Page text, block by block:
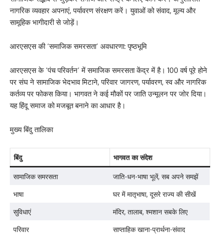
नागरिक व्यवहार अपनाएं, पर्यावरण संरक्षण करें। युवाओं को संवाद, मूल्य और
सामूहिक भागीदारी से जोड़ें।
आरएसएस की ‘समाजिक समरसता’ अवधारणा: पृष्ठभूमि
आरएसएस के ‘पंच परिवर्तन’ में समाजिक समरसता केंद्र में है। 100 वर्ष पूरे होने
पर संघ ने सामाजिक भेदभाव मिटाने, परिवार जागरण, पर्यावरण, स्व और नागरिक
कर्तव्य पर फोकस किया। भागवत ने कई मौकों पर जाति उन्मूलन पर जोर दिया।
यह हिंदू समाज को मजबूत बनाने का आधार है।
मुख्य बिंदु तालिका
बिंदु भागवत का संदेश
सामाजिक समरसता
जाति-धन-भाषा भूलें, सब अपने समझें
भाषा
घर में मातृभाषा, दूसरे राज्य की सीखें
सुविधाएं
मंदिर, तालाब, श्मशान सबके लिए
परिवार
साप्ताहिक खाना-प्रार्थना-संवाद